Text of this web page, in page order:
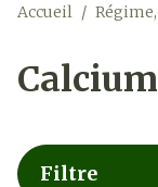
Accueil /
Calcium
Filtre